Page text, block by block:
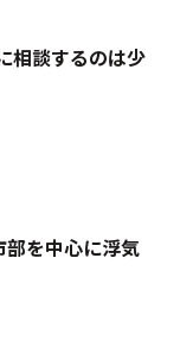
相談するのは少
部を中心に浮気